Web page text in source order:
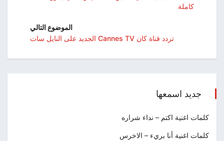
كاملة
الموضوع التالي
تردد قناة كان Cannes TV الجديد على النايل سات
جديد اسمعها
كلمات اغنية اكتم – نداء شراره
كلمات اغنية أنا بريء – الاخرس